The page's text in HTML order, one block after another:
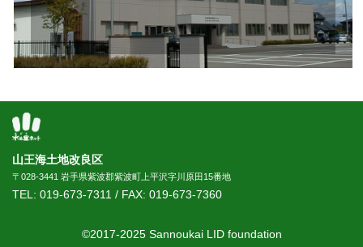
山王海土地改良区
〒028-3441 岩手県紫波郡紫波町上平沢字川原田15番地
TEL: 019-673-7311 / FAX: 019-673-7360
©2017-2025 Sannoukai LID foundation